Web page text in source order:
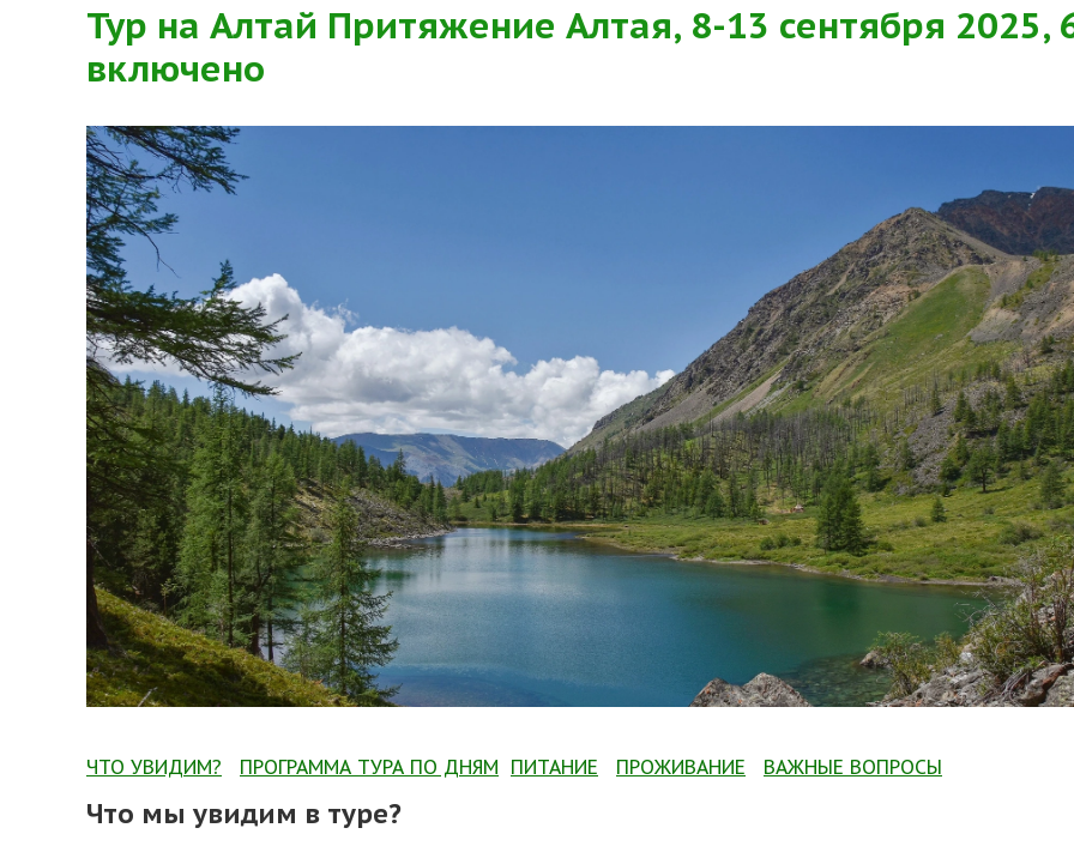
Тур на Алтай Притяжение Алтая, 8-13 сентября 2025,
включено
ЧТО УВИДИМ? ПРОГРАММА ТУРА ПО ДНЯМ ПИТАНИЕ ПРОЖИВАНИЕ ВАЖНЫЕ ВОПРОСЫ
Что мы увидим в туре?